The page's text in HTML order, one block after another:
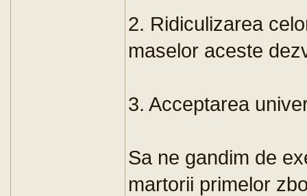
2. Ridiculizarea
maselor aceste
3. Acceptarea
Sa ne gandim de
martorii primelor